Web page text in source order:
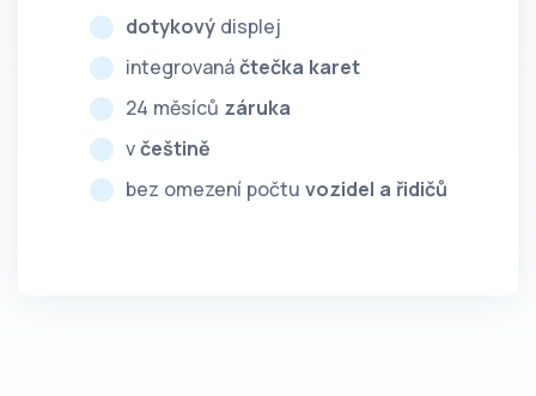
dotykovýdisplej
integrovanáčtečka karet
24 měsíců záruka
včeštině
bez omezení počtu vozidel a řidičů